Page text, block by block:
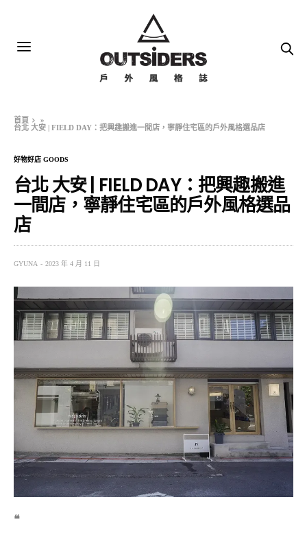
首頁
»
台北 大安 | FIELD DAY：把興趣搬進一間店，寧靜住宅區的戶外風格選品店
好物好店 GOODS
台北 大安 | FIELD DAY：把興趣搬進
一間店，寧靜住宅區的戶外風格選品
店
GYUNA 2023 年 4 月 11 日
❝